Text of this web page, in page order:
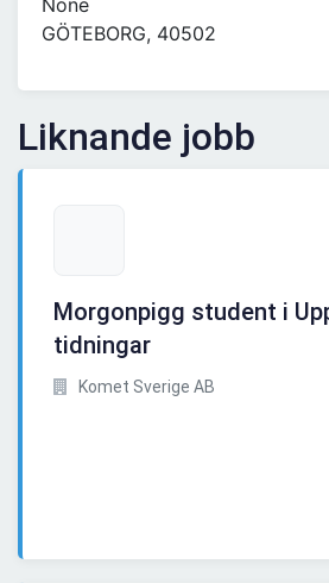
None
GÖTEBORG, 40502
Liknande jobb
Morgonpigg student i
tidningar
Komet Sverige AB